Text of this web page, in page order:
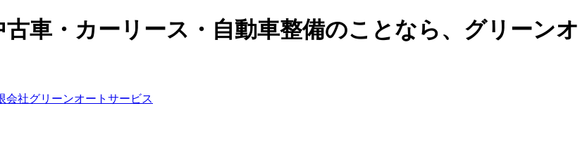
車・カーリース・自動車整備のことなら、グリーンオ